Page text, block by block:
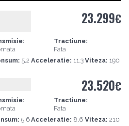
Tractiune:
Fata
5.2 Acceleratie: 11.3 Viteza: 190
23.299€
Tractiune:
Fata
5.6 Acceleratie: 8.6 Viteza: 210
23.520€